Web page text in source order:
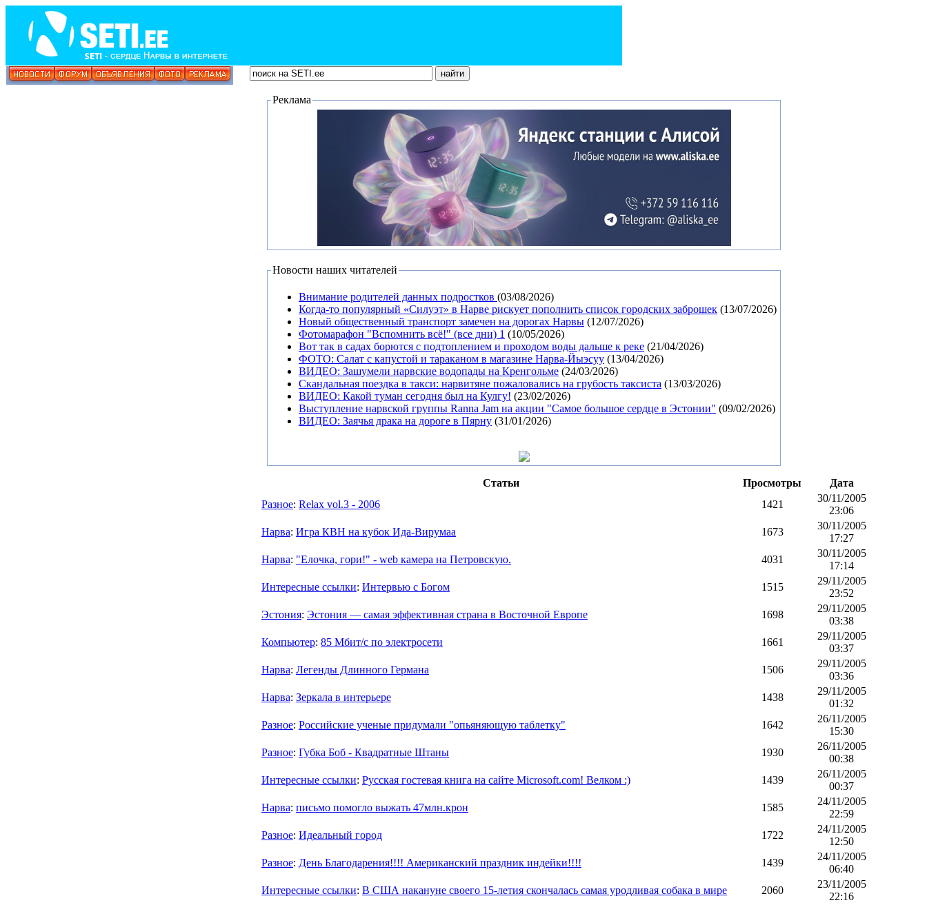
Реклама
Новости наших читателей
Внимание родителей данных подростков (03/08/2026)
Когда-то популярный «Силуэт» в Нарве рискует пополнить список городских заброшек (13/07/2026)
Новый общественный транспорт замечен на дорогах Нарвы (12/07/2026)
Фотомарафон "Вспомнить всё!" (все дни) 1 (10/05/2026)
Вот так в садах борются с подтоплением и проходом воды дальше к реке (21/04/2026)
ФОТО: Салат с капустой и тараканом в магазине Нарва-Йыэсуу (13/04/2026)
ВИДЕО: Зашумели нарвские водопады на Кренгольме (24/03/2026)
Скандальная поездка в такси: нарвитяне пожаловались на грубость таксиста (13/03/2026)
ВИДЕО: Какой туман сегодня был на Кулгу! (23/02/2026)
Выступление нарвской группы Ranna Jam на акции "Самое большое сердце в Эстонии" (09/02/2026)
ВИДЕО: Заячья драка на дороге в Пярну (31/01/2026)
Статьи Просмотры
Дата
Разное: Relax vol.3 - 2006 1421
30/11/2005
23:06
Нарва: Игра КВН на кубок Ида-Вирумаа 1673
30/11/2005
17:27
Нарва: "Елочка, гори!" - web камера на Петровскую. 4031
30/11/2005
17:14
Интересные ссылки: Интервью с Богом 1515
29/11/2005
23:52
Эстония: Эстония — самая эффективная страна в Восточной Европе 1698
29/11/2005
03:38
Компьютер: 85 Мбит/с по электросети 1661
29/11/2005
03:37
Нарва: Легенды Длинного Германа 1506
29/11/2005
03:36
Нарва: Зеркала в интерьере 1438
29/11/2005
01:32
Разное: Российские ученые придумали "опьяняющую таблетку" 1642
26/11/2005
15:30
Разное: Губка Боб - Квадратные Штаны 1930
26/11/2005
00:38
Интересные ссылки: Русская гостевая книга на сайте Microsoft.com! Велком :) 1439
26/11/2005
00:37
Нарва: письмо помогло выжать 47млн.крон 1585
24/11/2005
22:59
Разное: Идеальный город 1722
24/11/2005
12:50
Разное: День Благодарения!!!! Американский праздник индейки!!!! 1439
24/11/2005
06:40
Интересные ссылки: В США накануне своего 15-летия скончалась самая уродливая собака в мире 2060
23/11/2005
22:16